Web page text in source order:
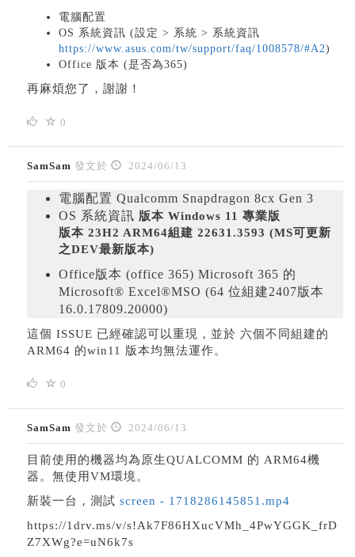
電腦配置
OS 系統資訊 (設定 > 系統 > 系統資訊
https://www.asus.com/tw/support/faq/1008578/#A2)
Office 版本 (是否為365)
再麻煩您了，謝謝！
0
SamSam 發文於 2024/06/13
電腦配置 Qualcomm Snapdragon 8cx Gen 3
OS 系統資訊 版本 Windows 11 專業版
版本 23H2 ARM64組建 22631.3593 (MS可更新
之DEV最新版本)
Office版本 (office 365) Microsoft 365 的
Microsoft® Excel®MSO (64 位組建2407版本
16.0.17809.20000)
這個 ISSUE 已經確認可以重現，並於 六個不同組建的
ARM64 的win11 版本均無法運作。
0
SamSam 發文於 2024/06/13
目前使用的機器均為原生QUALCOMM 的 ARM64機
器。無使用VM環境。
新裝一台，測試 screen - 1718286145851.mp4
https://1drv.ms/v/s!Ak7F86HXucVMh_4PwYGGK_frD
Z7XWg?e=uN6k7s